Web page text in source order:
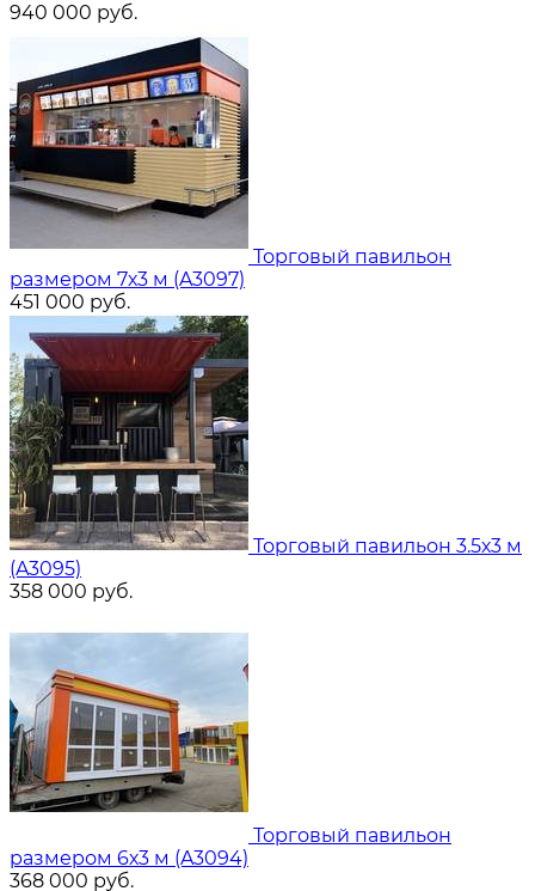
940 000 руб.
Торговый павильон
размером 7х3 м (A3097)
451 000 руб.
Торговый павильон 3.5х3 м
(A3095)
358 000 руб.
Торговый павильон
размером 6х3 м (A3094)
368 000 руб.